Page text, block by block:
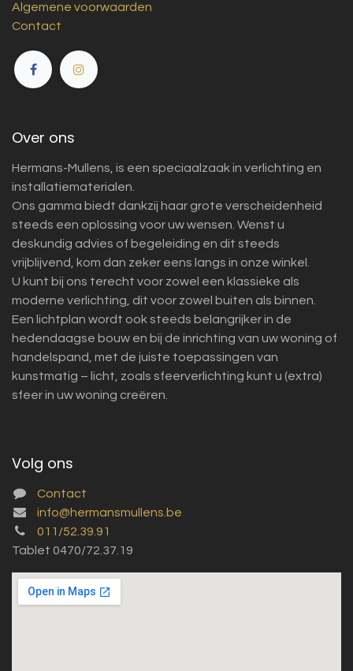
Algemene voorwaarden
Contact
Over ons
Hermans-Mullens, is een speciaalzaak in verlichting en
installatiematerialen.
Ons gamma biedt dankzij haar grote verscheidenheid
steeds een oplossing voor uw wensen. Wenst u
deskundig advies of begeleiding en dit steeds
vrijblijvend, kom dan zeker eens langs in onze winkel.
U kunt bij ons terecht voor zowel een klassieke als
moderne verlichting, dit voor zowel buiten als binnen.
Een lichtplan wordt ook steeds belangrijker in de
hedendaagse bouw en bij de inrichting van uw woning of
handelspand, met de juiste toepassingen van
kunstmatig – licht, zoals sfeerverlichting kunt u (extra)
sfeer in uw woning creëren.
Volg ons
Contact
info@hermansmullens.be
011/52.39.91
Tablet 0470/72.37.19